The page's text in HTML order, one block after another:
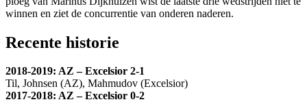
winnen en ziet de concurrentie van onderen naderen.
Recente historie
2018-2019: AZ – Excelsior 2-1
Til, Johnsen (AZ), Mahmudov (Excelsior)
2017-2018: AZ – Excelsior 0-2